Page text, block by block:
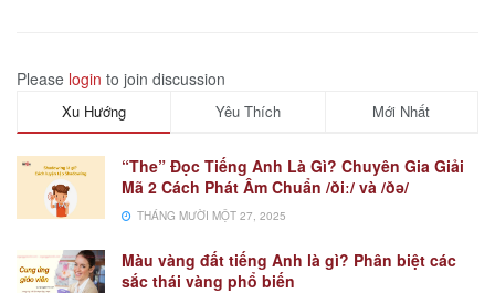
Please login to join discussion
Xu Hướng Yêu Thích Mới Nhất
“The” Đọc Tiếng Anh Là Gì? Chuyên Gia Giải
Mã 2 Cách Phát Âm Chuẩn /ðiː/ và /ðə/
THÁNG MƯỜI MỘT 27, 2025
Màu vàng đất tiếng Anh là gì? Phân biệt các
sắc thái vàng phổ biến